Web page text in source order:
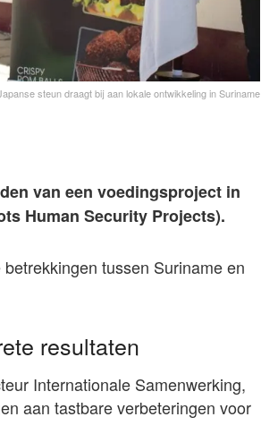
steun draagt bij aan lokale ontwikkeling in Suriname
van een voedingsproject in
Human Security Projects).
tussen Suriname en
resultaten
Internationale Samenwerking,
aan tastbare verbeteringen voor